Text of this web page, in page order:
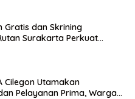
Gratis dan Skrining
Surakarta Perkuat
Cilegon Utamakan
Pelayanan Prima, Warga